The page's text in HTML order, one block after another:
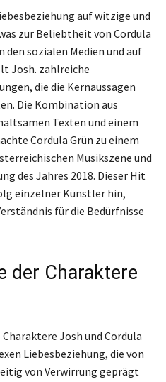
auf witzige und
zur Beliebtheit von Cordula
sozialen Medien und auf
Josh. zahlreiche
die die Kernaussagen
Die Kombination aus
Texten und einem
Cordula Grün zu einem
Musikszene und
des Jahres 2018. Dieser Hit
einzelner Künstler hin,
für die Bedürfnisse
der Charaktere
Josh und Cordula
Liebesbeziehung, die von
von Verwirrung geprägt